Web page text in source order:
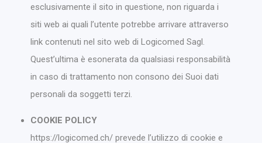
esclusivamente il sito in questione, non riguarda i
siti web ai quali l’utente potrebbe arrivare attraverso
link contenuti nel sito web di Logicomed Sagl.
Quest’ultima è esonerata da qualsiasi responsabilità
in caso di trattamento non consono dei Suoi dati
personali da soggetti terzi.
COOKIE POLICY
https://logicomed.ch/ prevede l’utilizzo di cookie e